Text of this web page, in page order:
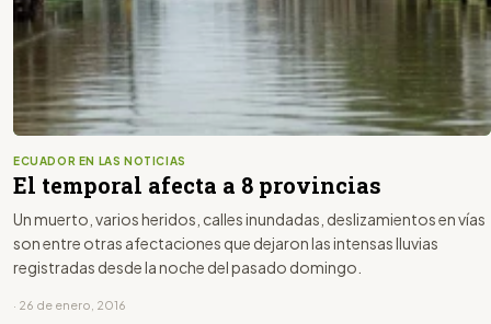
ECUADOR EN LAS NOTICIAS
El temporal afecta a 8 provincias
Un muerto, varios heridos, calles inundadas, deslizamientos en vías
son entre otras afectaciones que dejaron las intensas lluvias
registradas desde la noche del pasado domingo.
· 26 de enero, 2016